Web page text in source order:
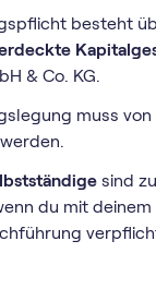
besteht
& Co. KG.
muss von
sind
du mit deinem